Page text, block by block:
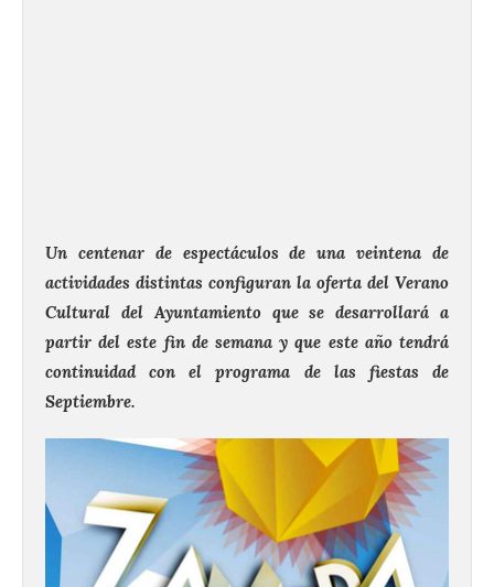
Un centenar de espectáculos de una veintena de
actividades distintas configuran la oferta del Verano
Cultural del Ayuntamiento que se desarrollará a
partir del este fin de semana y que este año tendrá
continuidad con el programa de las fiestas de
Septiembre.